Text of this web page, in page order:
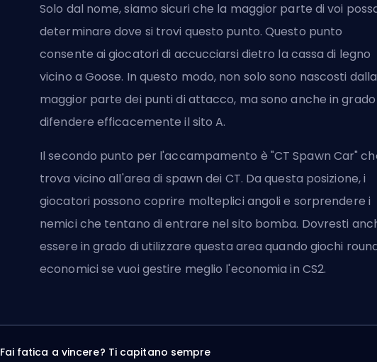
Solo dal nome, siamo sicuri che la maggior parte di voi
determinare dove si trovi questo punto. Questo punto
consente ai giocatori di accucciarsi dietro la cassa di legno
vicino a Goose. In questo modo, non solo sono nascosti dalla
maggior parte dei punti di attacco, ma sono anche in grado
difendere efficacemente il sito A.
Il secondo punto per l'accampamento è "CT Spawn Car"
trova vicino all'area di spawn dei CT. Da questa posizione, i
giocatori possono coprire molteplici angoli e sorprendere i
nemici che tentano di entrare nel sito bomba. Dovresti
essere in grado di utilizzare questa area quando giochi
economici se vuoi gestire meglio l'economia in CS2.
Fai fatica a vincere? Ti capitano sempre